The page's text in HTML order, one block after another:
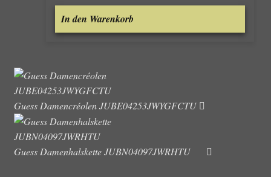
In den Warenkorb
Guess Damencréolen JUBE04253JWYGFCTU
Guess Damenhalskette JUBN04097JWRHTU